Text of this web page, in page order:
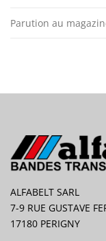
Parution au
ALFABELT SARL
7-9 RUE GUSTAVE
17180 PERIGNY